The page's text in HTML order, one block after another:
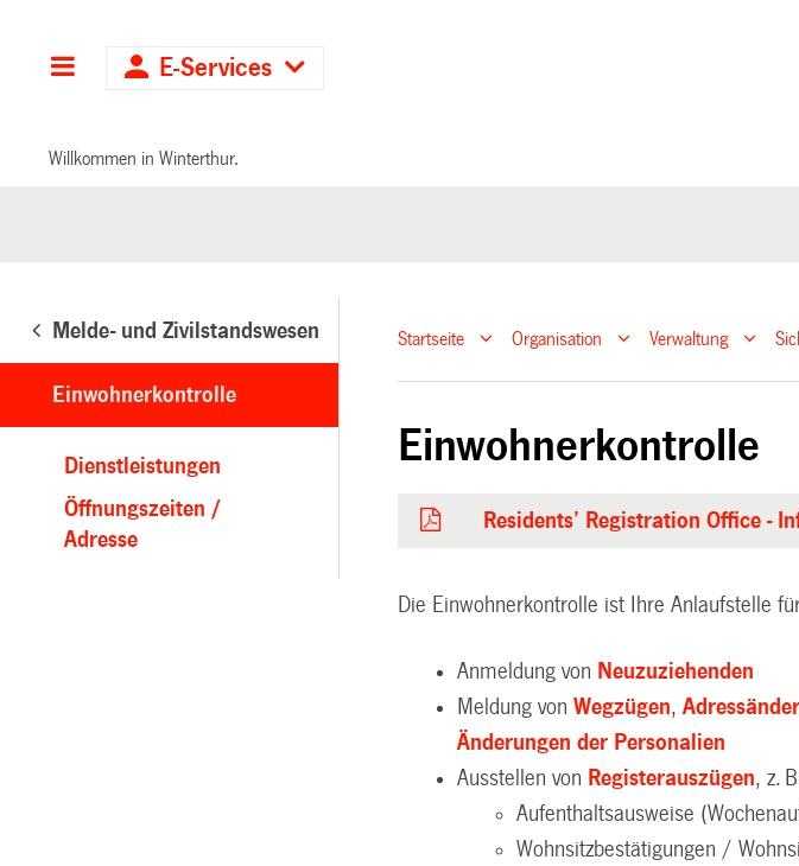
Hauptnavigation
E-Services
Willkommen in Winterthur.
Melde- und Zivilstandswesen
Einwohnerkontrolle
Dienstleistungen
Öffnungszeiten /
Adresse
Startseite Organisation Verwaltung
Einwohnerkontrolle
Residents’ Registration Office -
Die Einwohnerkontrolle ist Ihre Anlaufstelle
Anmeldung von Neuzuziehenden
Meldung vonWegzügen,
Änderungen der Personalien
Ausstellen von Registerauszügen, z.
Aufenthaltsausweise
Wohnsitzbestätigungen /